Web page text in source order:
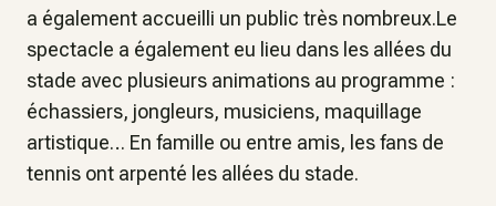
a également accueilli un public très nombreux.Le
spectacle a également eu lieu dans les allées du
stade avec plusieurs animations au programme :
échassiers, jongleurs, musiciens, maquillage
artistique… En famille ou entre amis, les fans de
tennis ont arpenté les allées du stade.